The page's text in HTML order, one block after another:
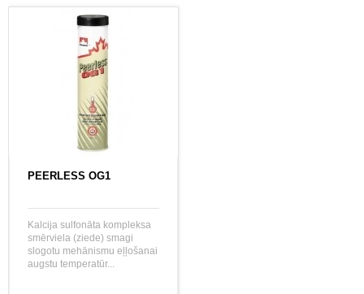
PEERLESS OG1
Kalcija sulfonāta kompleksa
smērviela (ziede) smagi
slogotu mehānismu eļļošanai
augstu temperatūr...